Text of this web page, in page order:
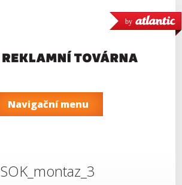
by
Navigační menu
SOK_montaz_3